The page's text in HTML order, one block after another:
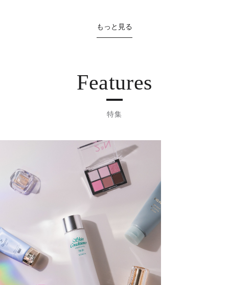
もっと見る
Features
特集